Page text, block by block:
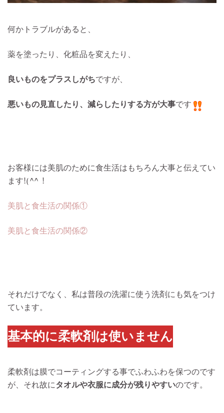
何かトラブルがあると、
薬を塗ったり、化粧品を変えたり、
良いものをプラスしがちですが、
悪いもの見直したり、減らしたりする方が大事です
お客様には美肌のために食生活はもちろん大事と伝えてい
ます!(^^)!
美肌と食生活の関係①
美肌と食生活の関係②
それだけでなく、私は普段の洗濯に使う洗剤にも気をつけ
ています。
基本的に柔軟剤は使いません
柔軟剤は膜でコーティングする事でふわふわを保つのです
が、それ故にタオルや衣服に成分が残りやすいのです。